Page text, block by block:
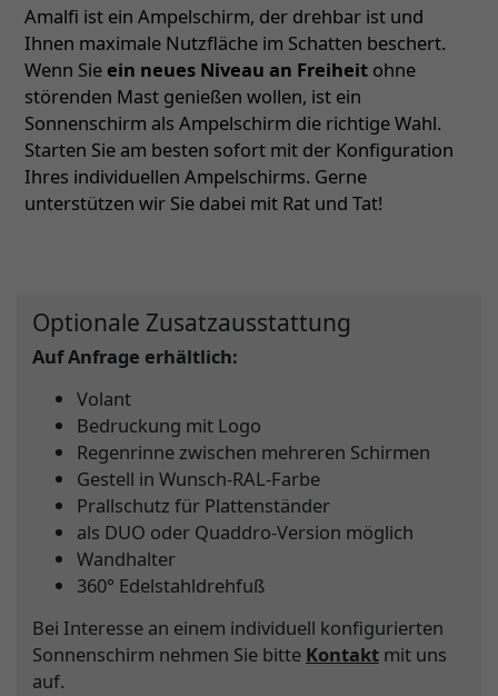
Amalfi ist ein Ampelschirm, der drehbar ist und
Ihnen maximale Nutzfläche im Schatten beschert.
Wenn Sie ein neues Niveau an Freiheit ohne
störenden Mast genießen wollen, ist ein
Sonnenschirm als Ampelschirm die richtige Wahl.
Starten Sie am besten sofort mit der Konfiguration
Ihres individuellen Ampelschirms. Gerne
unterstützen wir Sie dabei mit Rat und Tat!
Optionale Zusatzausstattung
Auf Anfrage erhältlich:
Volant
Bedruckung mit Logo
Regenrinne zwischen mehreren Schirmen
Gestell in Wunsch-RAL-Farbe
Prallschutz für Plattenständer
als DUO oder Quaddro-Version möglich
Wandhalter
360° Edelstahldrehfuß
Bei Interesse an einem individuell konfigurierten
Sonnenschirm nehmen Sie bitte Kontakt mit uns
auf.